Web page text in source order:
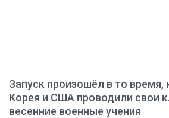
Запуск произошёл в то
Корея и США проводили свои
весенние военные учения